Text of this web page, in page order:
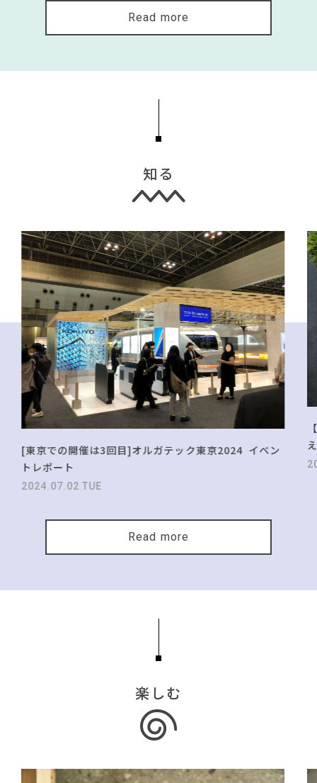
Read more
知る
[東京での開催は3回目]オルガテック東京2024 イベン
トレポート
2024.07.02 TUE
Read more
楽しむ